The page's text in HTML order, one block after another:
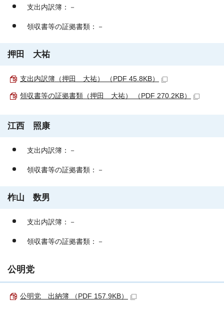
支出内訳簿：－
領収書等の証拠書類：－
押田 大祐
支出内訳簿（押田 大祐） （PDF 45.8KB）
領収書等の証拠書類（押田 大祐） （PDF 270.2KB）
江西 照康
支出内訳簿：－
領収書等の証拠書類：－
柞山 数男
支出内訳簿：－
領収書等の証拠書類：－
公明党
公明党 出納簿 （PDF 157.9KB）